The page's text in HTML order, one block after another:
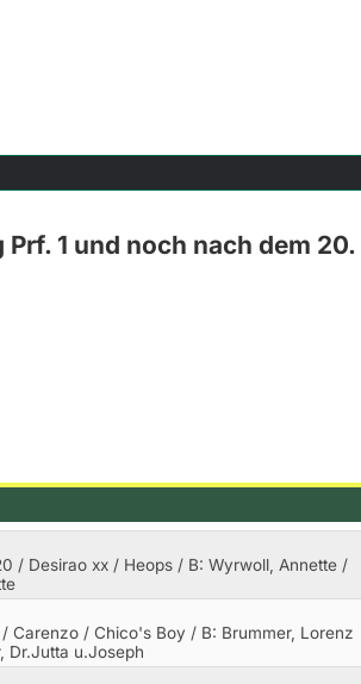
1 und noch nach dem
/ Desirao xx / Heops/ B: Wyrwoll, Annette /
Carenzo / Chico's Boy / B: Brummer, Lorenz
Dr.Jutta u.Joseph